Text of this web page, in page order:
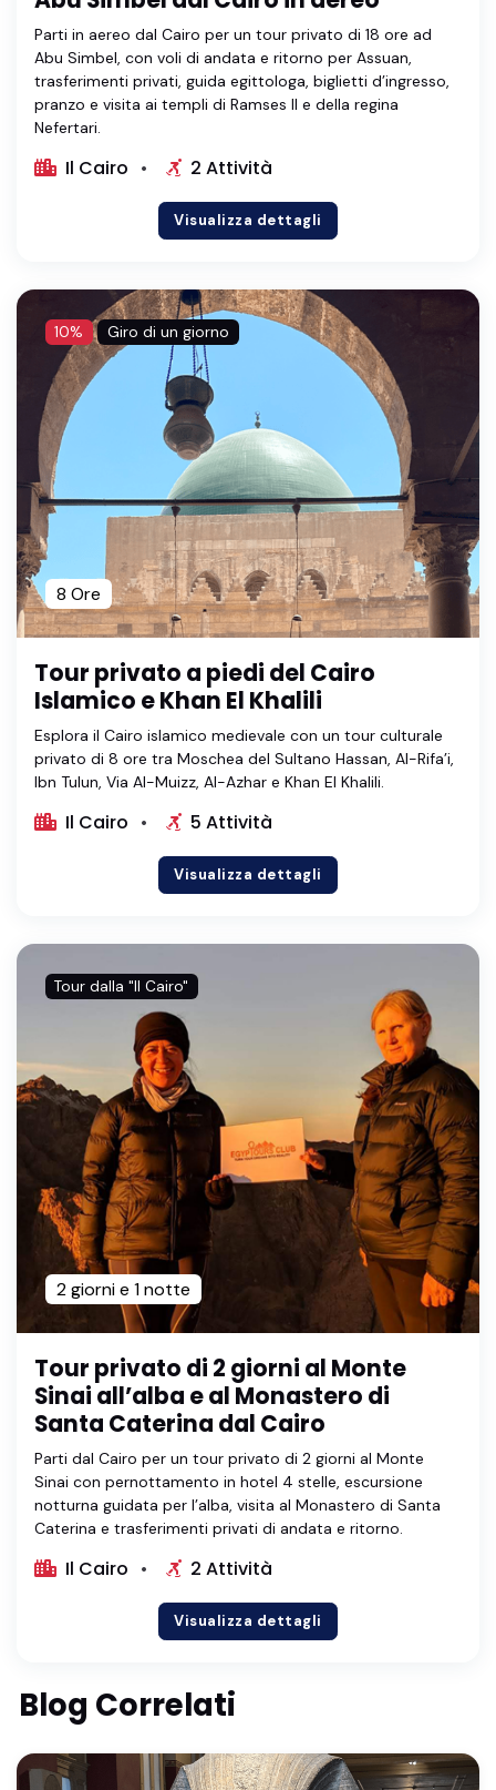
Parti in aereo dal Cairo per un tour privato di 18 ore ad
Abu Simbel, con voli di andata e ritorno per Assuan,
trasferimenti privati, guida egittologa, biglietti d’ingresso,
pranzo e visita ai templi di Ramses II e della regina
Nefertari.
Il Cairo 2 Attività
Visualizza dettagli
10% Giro di un giorno
8 Ore
Tour privato a piedi del Cairo
Islamico e Khan El Khalili
Esplora il Cairo islamico medievale con un tour culturale
privato di 8 ore tra Moschea del Sultano Hassan, Al-Rifa’i,
Ibn Tulun, Via Al-Muizz, Al-Azhar e Khan El Khalili.
Il Cairo 5 Attività
Visualizza dettagli
Tour dalla "Il Cairo"
2 giorni e 1 notte
Tour privato di 2 giorni al Monte
Sinai all’alba e al Monastero di
Santa Caterina dal Cairo
Parti dal Cairo per un tour privato di 2 giorni al Monte
Sinai con pernottamento in hotel 4 stelle, escursione
notturna guidata per l’alba, visita al Monastero di Santa
Caterina e trasferimenti privati di andata e ritorno.
Il Cairo 2 Attività
Visualizza dettagli
Blog Correlati